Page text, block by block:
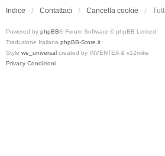
Indice Contattaci Cancella cookie
Powered by phpBB® Forum Software © phpBB Limited
Traduzione Italiana phpBB-Store.it
Style we_universal created by INVENTEA & v12mike
Privacy Condizioni